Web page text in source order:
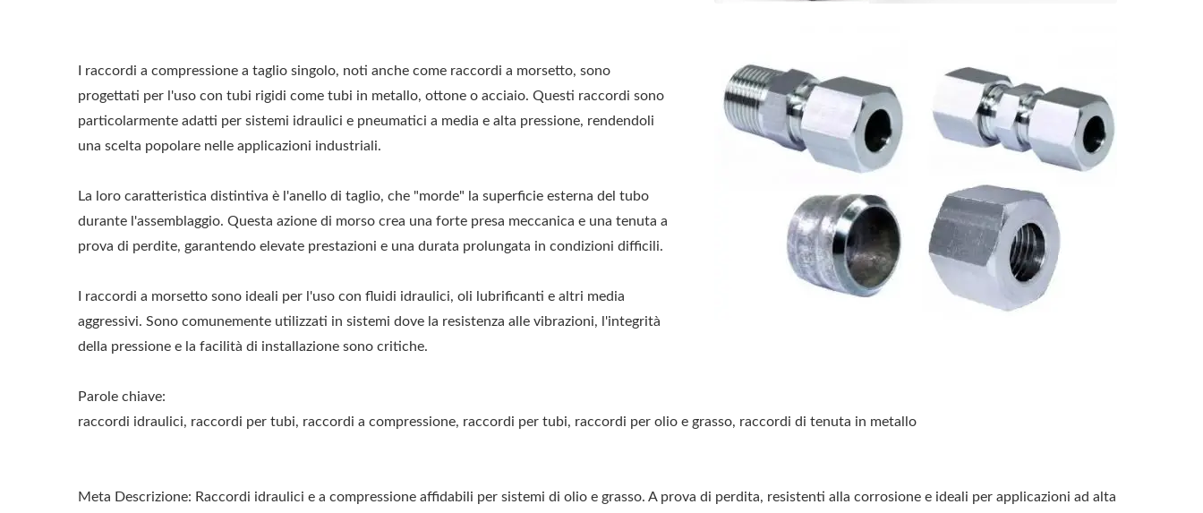
I raccordi a compressione a taglio singolo, noti anche come raccordi a morsetto, sono
progettati per l'uso con tubi rigidi come tubi in metallo, ottone o acciaio. Questi raccordi sono
particolarmente adatti per sistemi idraulici e pneumatici a media e alta pressione, rendendoli
una scelta popolare nelle applicazioni industriali.
La loro caratteristica distintiva è l'anello di taglio, che "morde" la superficie esterna del tubo
durante l'assemblaggio. Questa azione di morso crea una forte presa meccanica e una tenuta a
prova di perdite, garantendo elevate prestazioni e una durata prolungata in condizioni difficili.
I raccordi a morsetto sono ideali per l'uso con fluidi idraulici, oli lubrificanti e altri media
aggressivi. Sono comunemente utilizzati in sistemi dove la resistenza alle vibrazioni, l'integrità
della pressione e la facilità di installazione sono critiche.
Parole chiave:
raccordi idraulici, raccordi per tubi, raccordi a compressione, raccordi per tubi, raccordi per olio e grasso, raccordi di tenuta in metallo
Meta Descrizione: Raccordi idraulici e a compressione affidabili per sistemi di olio e grasso. A prova di perdita, resistenti alla corrosione e ideali per applicazioni ad alta